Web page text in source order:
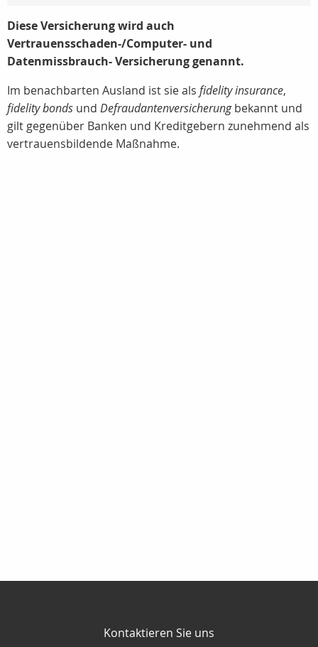
Diese Versicherung wird auch
Vertrauensschaden-/Computer- und
Datenmissbrauch- Versicherung genannt.
Im benachbarten Ausland ist sie als fidelity insurance,
fidelity bonds und Defraudantenversicherungbekannt und
gilt gegenüber Banken und Kreditgebern zunehmend als
vertrauensbildende Maßnahme.
Kontaktieren Sie uns